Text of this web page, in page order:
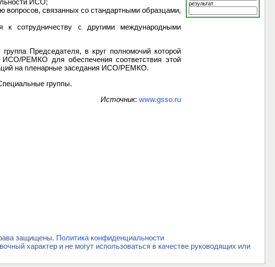
вопросов, связанных со стандартными образцами,
к сотрудничеству с другими международными
Председателя, в круг полномочий которой
ИСО/РЕМКО для обеспечения соответствия этой
на пленарные заседания ИСО/РЕМКО.
группы.
Источник: www.gsso.ru
результат
защищены. Политика конфиденциальности
характер и не могут использоваться в качестве руководящих или